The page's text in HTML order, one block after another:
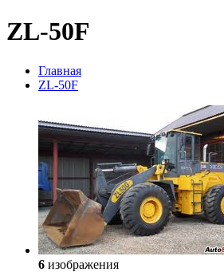
ZL-50F
Главная
ZL-50F
6 изображения